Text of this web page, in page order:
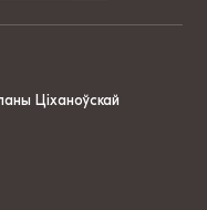
Ціханоўскай